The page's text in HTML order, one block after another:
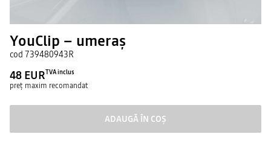
YouClip – umeraş
cod 739480943R
48 EURTVA inclus
preț maxim recomandat
ADAUGĂ ÎN COȘ